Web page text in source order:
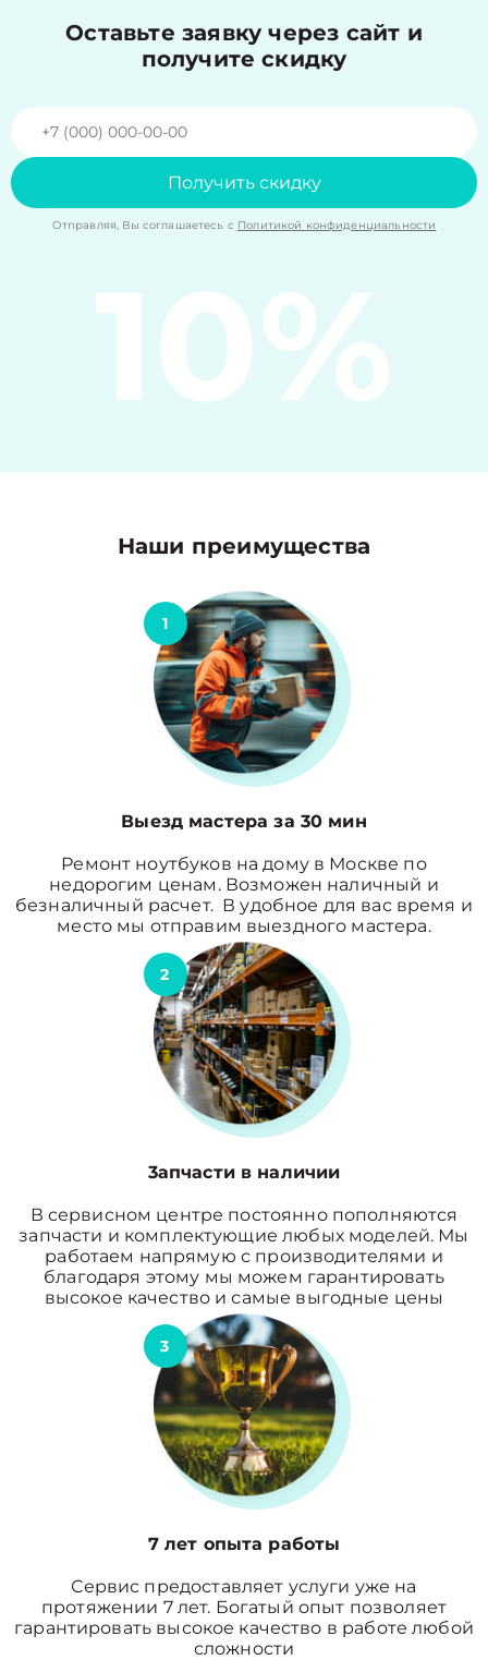
Оставьте заявку через сайт и
получите скидку
Получить скидку
Отправляя, Вы соглашаетесь с Политикой конфиденциальности
10%
Наши преимущества
1
Выезд мастера за 30 мин
Ремонт ноутбуков на дому в Москве по
недорогим ценам. Возможен наличный и
безналичный расчет. В удобное для вас время и
место мы отправим выездного мастера.
2
3апчасти в наличии
В сервисном центре постоянно пополняются
запчасти и комплектующие любых моделей. Мы
работаем напрямую с производителями и
благодаря этому мы можем гарантировать
высокое качество и самые выгодные цены
3
7 лет опыта работы
Сервис предоставляет услуги уже на
протяжении 7 лет. Богатый опыт позволяет
гарантировать высокое качество в работе любой
сложности